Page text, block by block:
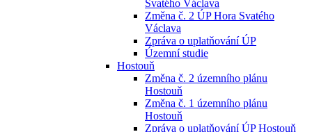
Svatého Václava
Změna č. 2 ÚP Hora Svatého
Václava
Zpráva o uplatňování ÚP
Územní studie
Hostouň
Změna č. 2 územního plánu
Hostouň
Změna č. 1 územního plánu
Hostouň
Zpráva o uplatňování ÚP Hostouň